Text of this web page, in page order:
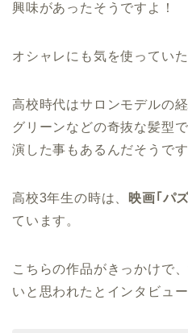
興味があったそうですよ！
オシャレにも気を使っていた
高校時代はサロンモデルの
グリーンなどの奇抜な髪型
演した事もあるんだそうです
高校3年生の時は、 映画｢パ
ています。
こちらの作品がきっかけで
いと思われたとインタビュ